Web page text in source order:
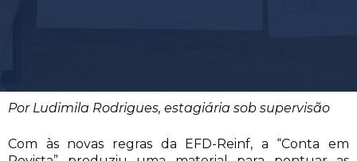
Por Ludimila Rodrigues, estagiária sob supervisão
Com às novas regras da EFD-Reinf, a “Conta em